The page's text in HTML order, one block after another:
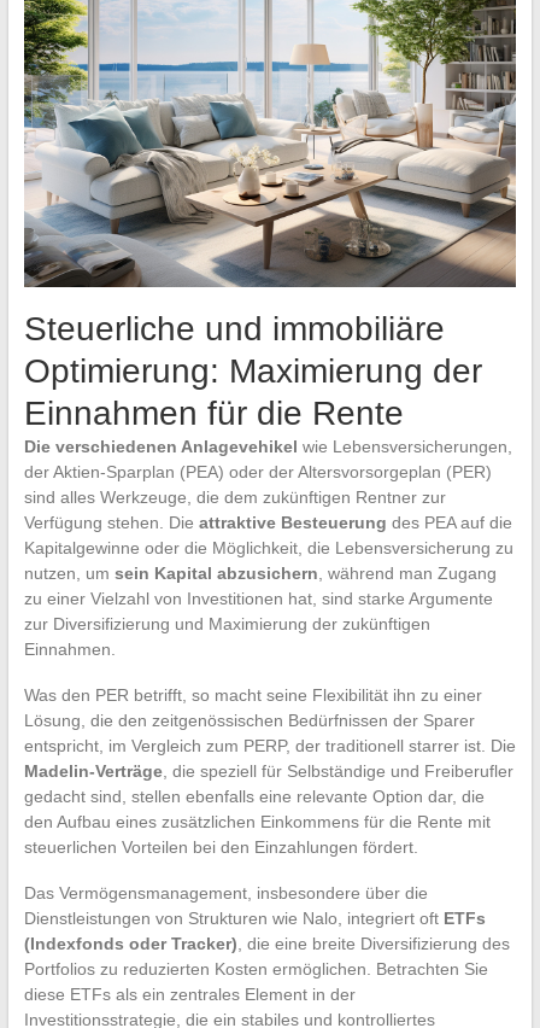
Steuerliche und immobiliäre
Optimierung: Maximierung der
Einnahmen für die Rente
Die verschiedenen Anlagevehikel wie Lebensversicherungen,
der Aktien-Sparplan (PEA) oder der Altersvorsorgeplan (PER)
sind alles Werkzeuge, die dem zukünftigen Rentner zur
Verfügung stehen. Die attraktive Besteuerung des PEA auf die
Kapitalgewinne oder die Möglichkeit, die Lebensversicherung zu
nutzen, um sein Kapital abzusichern, während man Zugang
zu einer Vielzahl von Investitionen hat, sind starke Argumente
zur Diversifizierung und Maximierung der zukünftigen
Einnahmen.
Was den PER betrifft, so macht seine Flexibilität ihn zu einer
Lösung, die den zeitgenössischen Bedürfnissen der Sparer
entspricht, im Vergleich zum PERP, der traditionell starrer ist. Die
Madelin-Verträge, die speziell für Selbständige und Freiberufler
gedacht sind, stellen ebenfalls eine relevante Option dar, die
den Aufbau eines zusätzlichen Einkommens für die Rente mit
steuerlichen Vorteilen bei den Einzahlungen fördert.
Das Vermögensmanagement, insbesondere über die
Dienstleistungen von Strukturen wie Nalo, integriert oft ETFs
(Indexfonds oder Tracker), die eine breite Diversifizierung des
Portfolios zu reduzierten Kosten ermöglichen. Betrachten Sie
diese ETFs als ein zentrales Element in der
Investitionsstrategie, die ein stabiles und kontrolliertes